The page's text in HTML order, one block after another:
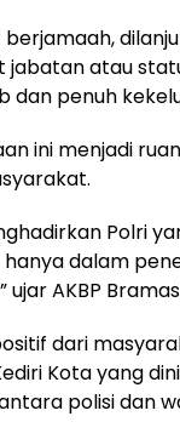
jabatan atau
dan penuh
ini menjadi
Polri
dalam
AKBP
dari
Kota yang
polisi dan